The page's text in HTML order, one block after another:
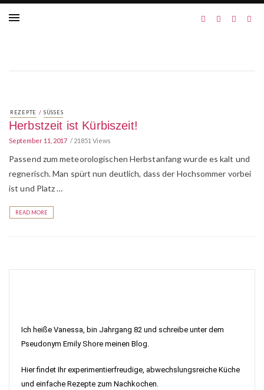
REZEPTE / SÜSSES
Herbstzeit ist Kürbiszeit!
September 11, 2017 21851 Views
Passend zum meteorologischen Herbstanfang wurde es kalt und
regnerisch. Man spürt nun deutlich, dass der Hochsommer vorbei
ist und Platz …
READ MORE
Ich heiße Vanessa, bin Jahrgang 82 und schreibe unter dem
Pseudonym Emily Shore meinen Blog.
Hier findet Ihr experimentierfreudige, abwechslungsreiche Küche
und einfache Rezepte zum Nachkochen.